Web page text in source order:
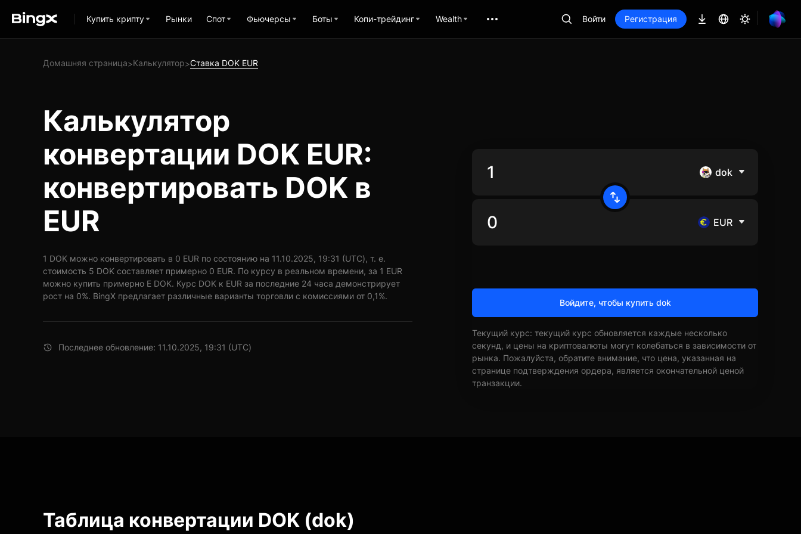
Купить крипту Рынки Спот Фьючерсы Боты Копи-трейдинг Wealth Войти Регистрация
Домашняя страница>Калькулятор>Ставка DOK EUR
Калькулятор
конвертации DOK EUR:
конвертировать DOK в
EUR
1 DOK можно конвертировать в 0 EUR по состоянию на 11.10.2025, 19:31 (UTC), т. е.
стоимость 5 DOK составляет примерно 0 EUR. По курсу в реальном времени, за 1 EUR
можно купить примерно E DOK. Курс DOK к EUR за последние 24 часа демонстрирует
рост на 0%. BingX предлагает различные варианты торговли с комиссиями от 0,1%.
Последнее обновление: 11.10.2025, 19:31 (UTC)
dok
EUR
Войдите, чтобы купить dok
Текущий курс: текущий курс обновляется каждые несколько
секунд, и цены на криптовалюты могут колебаться в зависимости от
рынка. Пожалуйста, обратите внимание, что цена, указанная на
странице подтверждения ордера, является окончательной ценой
транзакции.
Таблица конвертации DOK (dok)